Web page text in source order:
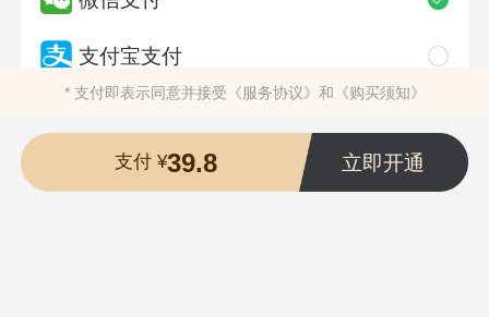
支付宝支付
* 支付即表示同意并接受 《服务协议》 和 《购买须知》
支付 ¥39.8 立即开通
湖南希律网络科技有限公司版权所有 ©2001-2026